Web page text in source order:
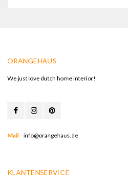
ORANGEHAUS
We just love dutch home interior!
Mail info@orangehaus.de
KLANTENSERVICE